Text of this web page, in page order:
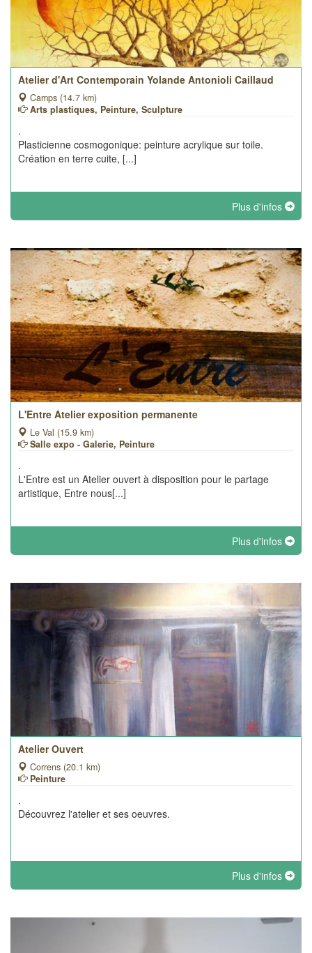
Atelier d'Art Contemporain Yolande Antonioli Caillaud
Camps (14.7 km)
Arts plastiques, Peinture, Sculpture
.
Plasticienne cosmogonique: peinture acrylique sur toile.
Création en terre cuite, [...]
Plus d'infos
L'Entre Atelier exposition permanente
Le Val (15.9 km)
Salle expo - Galerie, Peinture
.
L'Entre est un Atelier ouvert à disposition pour le partage
artistique, Entre nous[...]
Plus d'infos
Atelier Ouvert
Correns (20.1 km)
Peinture
.
Découvrez l'atelier et ses oeuvres.
Plus d'infos